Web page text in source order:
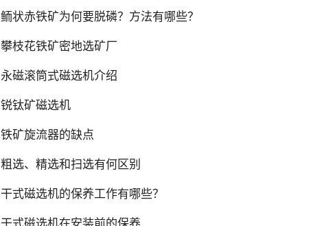
鲕状赤铁矿为何要脱磷？方法有哪些？
攀枝花铁矿密地选矿厂
永磁滚筒式磁选机介绍
锐钛矿磁选机
铁矿旋流器的缺点
粗选、精选和扫选有何区别
干式磁选机的保养工作有哪些？
干式磁选机在安装前的保养